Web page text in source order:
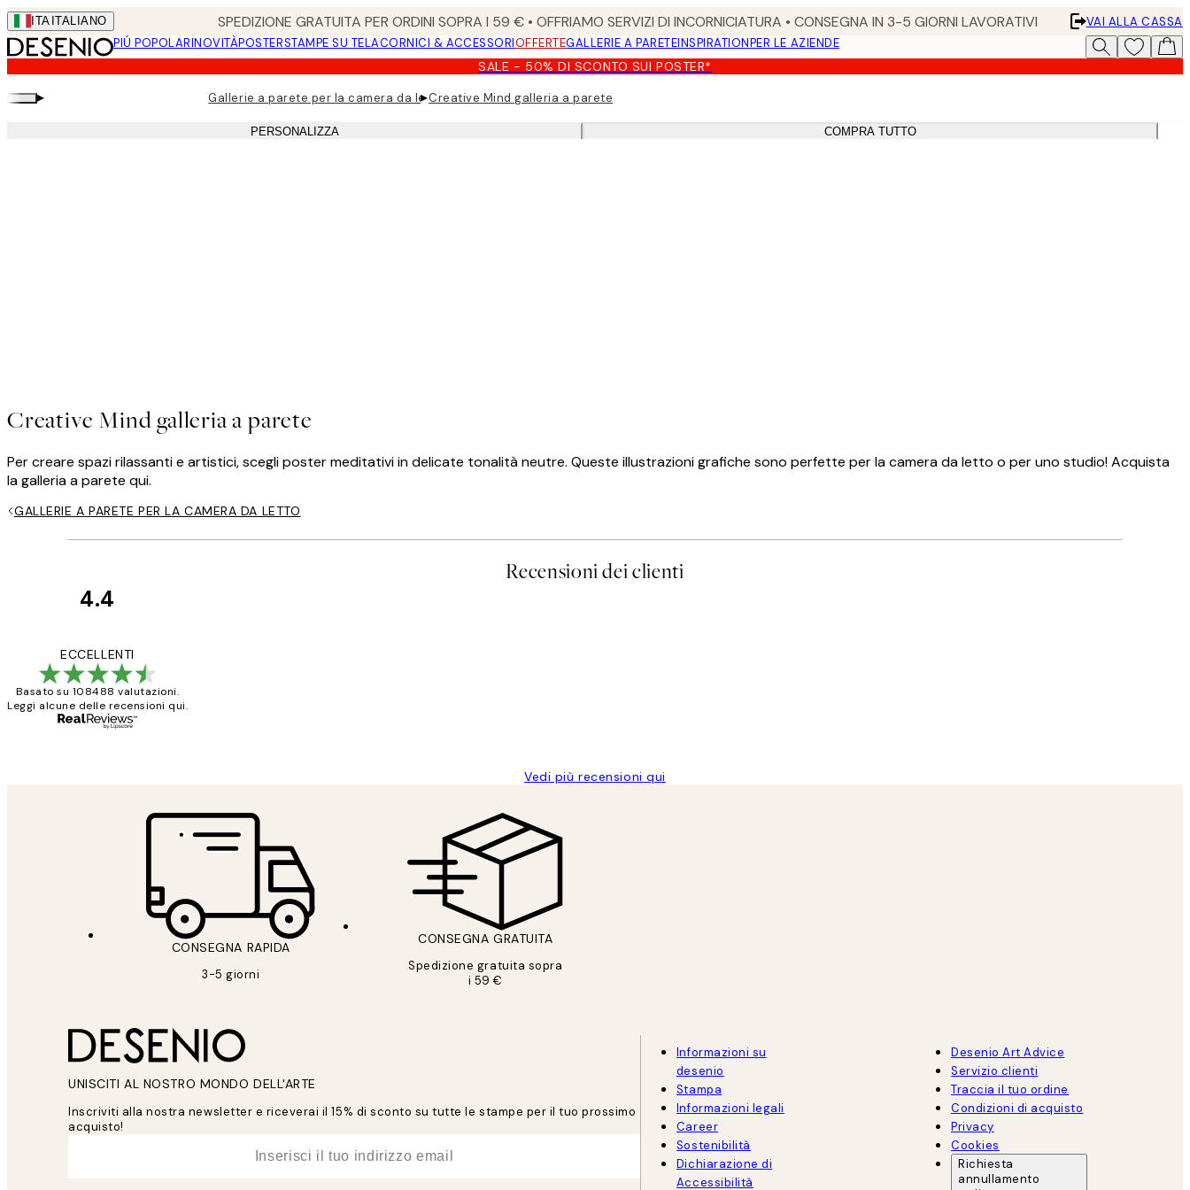
Skip
to
main
content.
ITA ITALIANO SPEDIZIONE GRATUITA PER ORDINI SOPRA I 59 € • OFFRIAMO SERVIZI DI INCORNICIATURA • CONSEGNA IN 3-5 GIORNI LAVORATIVI
VAI ALLA CASSA
PIÚ POPOLARINOVITÀPOSTERSTAMPE SU TELACORNICI & ACCESSORIOFFERTEGALLERIE A PARETEINSPIRATIONPER LE AZIENDE
SALE - 50% DI SCONTO SUI POSTER*
▸ Gallerie a parete per la camera da letto
▸Creative Mind galleria a parete
PERSONALIZZA COMPRA TUTTO
Creative Mind galleria a parete
Per creare spazi rilassanti e artistici, scegli poster meditativi in delicate tonalità neutre. Queste illustrazioni grafiche sono perfette per la camera da letto o per uno studio! Acquista
la galleria a parete qui.
GALLERIE A PARETE PER LA CAMERA DA LETTO
Recensioni dei clienti
4.4
ECCELLENTI
Basato su 108488 valutazioni.
Leggi alcune delle recensioni qui.
Vedi più recensioni qui
CONSEGNA RAPIDA
3-5 giorni
CONSEGNA GRATUITA
Spedizione gratuita sopra
i 59 €
UNISCITI AL NOSTRO MONDO DELL'ARTE
Inscriviti alla nostra newsletter e riceverai il 15% di sconto su tutte le stampe per il tuo prossimo
acquisto!
Informazioni su
desenio
Stampa
Informazioni legali
Career
Sostenibilità
Dichiarazione di
Accessibilità
Desenio Art Advice
Servizio clienti
Traccia il tuo ordine
Condizioni di acquisto
Privacy
Cookies
Richiesta
annullamento